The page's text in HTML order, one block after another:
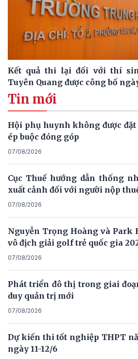
Kết quả thi lại đối với thí
Tuyên Quang được công bố
Tin mới
Hội phụ huynh không được
ép buộc đóng góp
07/08/2026
Cục Thuế hướng dẫn thống
xuất cảnh đối với người nộp
07/08/2026
Nguyễn Trọng Hoàng và Park
vô địch giải golf trẻ quốc gia
07/08/2026
Phát triển đô thị trong giai
duy quản trị mới
07/08/2026
Dự kiến thi tốt nghiệp THPT
ngày 11-12/6